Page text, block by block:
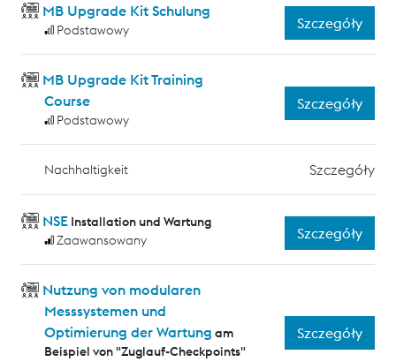
MB Upgrade Kit Schulung
Podstawowy Szczegóły
MB Upgrade Kit Training
Course
Podstawowy
Szczegóły
Nachhaltigkeit Szczegóły
NSE Installation und Wartung
Zaawansowany
Szczegóły
Nutzung von modularen
Messsystemen und
Optimierung der Wartung am
Beispiel von "Zuglauf-Checkpoints"
Szczegóły